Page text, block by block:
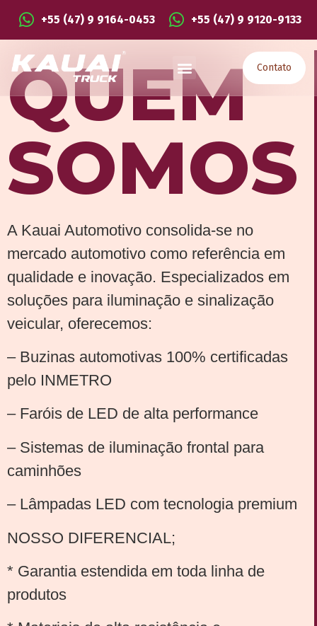
+55 (47) 9 9164-0453 +55 (47) 9 9120-9133
Contato
QUEM
SOMOS
A Kauai Automotivo consolida-se no
mercado automotivo como referência em
qualidade e inovação. Especializados em
soluções para iluminação e sinalização
veicular, oferecemos:
– Buzinas automotivas 100% certificadas
pelo INMETRO
– Faróis de LED de alta performance
– Sistemas de iluminação frontal para
caminhões
– Lâmpadas LED com tecnologia premium
NOSSO DIFERENCIAL;
* Garantia estendida em toda linha de
produtos